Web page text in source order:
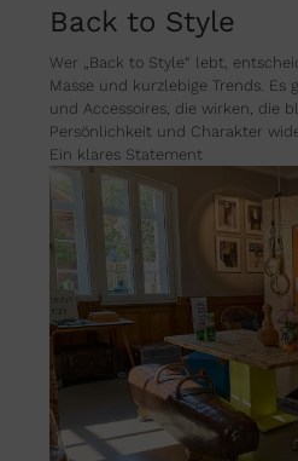
Back to Style
Wer „Back to Style“ lebt,
Masse und kurzlebige Trends. Es
und Accessoires, die wirken, die
Persönlichkeit und Charakter
Ein klares Statement